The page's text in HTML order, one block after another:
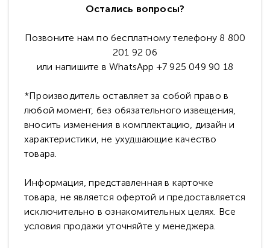
Остались вопросы?
Позвоните нам по бесплатному телефону 8 800
201 92 06
или напишите в WhatsApp +7 925 049 90 18
*Производитель оставляет за собой право в
любой момент, без обязательного извещения,
вносить изменения в комплектацию, дизайн и
характеристики, не ухудшающие качество
товара.
Информация, представленная в карточке
товара, не является офертой и предоставляется
исключительно в ознакомительных целях. Все
условия продажи уточняйте у менеджера.